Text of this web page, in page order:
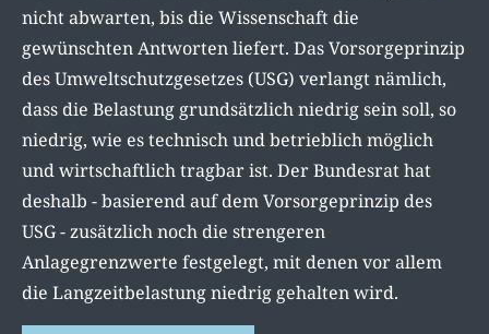
nicht abwarten, bis die Wissenschaft die
gewünschten Antworten liefert. Das Vorsorgeprinzip
des Umweltschutzgesetzes (USG) verlangt nämlich,
dass die Belastung grundsätzlich niedrig sein soll, so
niedrig, wie es technisch und betrieblich möglich
und wirtschaftlich tragbar ist. Der Bundesrat hat
deshalb - basierend auf dem Vorsorgeprinzip des
USG - zusätzlich noch die strengeren
Anlagegrenzwerte festgelegt, mit denen vor allem
die Langzeitbelastung niedrig gehalten wird.